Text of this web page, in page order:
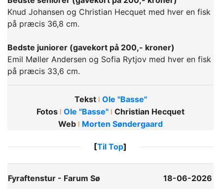
Knud Johansen og Christian Hecquet med hver en fisk
på præcis 36,8 cm.
Bedste juniorer (gavekort på 200,- kroner)
Emil Møller Andersen og Sofia Rytjov med hver en fisk
på præcis 33,6 cm.
Tekst ǀ Ole "Basse"
Fotos ǀ Ole "Basse" ǀ Christian Hecquet
Web ǀ Morten Søndergaard
[Til Top]
Fyraftenstur - Farum Sø 18-06-2026